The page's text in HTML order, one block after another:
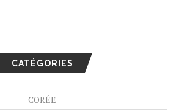
CATÉGORIES
CORÉE